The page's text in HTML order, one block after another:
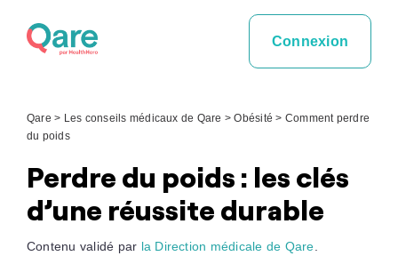
Connexion
Qare > Les conseils médicaux de Qare >Obésité > Comment perdre
du poids
Perdre du poids : les clés
d’une réussite durable
Contenu validé par la Direction médicale de Qare